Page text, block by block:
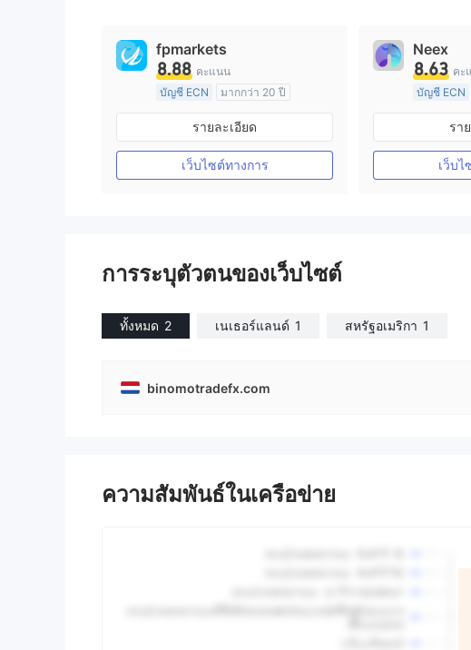
fpmarkets
8.88 คะแนน
บัญชี ECN
มากกว่า 20 ปี
การกำกับดูแล ออสเตรเลีย
ใบอนุญาต MT4 แบบเต็ม
รายละเอียด
เว็บไซต์ทางการ
Neex
8.63 คะ
บัญชี ECN
การกำกับดู
ใบอนุญาต
รา
เว็บไ
การระบุตัวตนของเว็บไซต์
ทั้งหมด 2 เนเธอร์แลนด์ 1 สหรัฐอเมริกา 1
binomotradefx.com
ความสัมพันธ์ในเครือข่าย